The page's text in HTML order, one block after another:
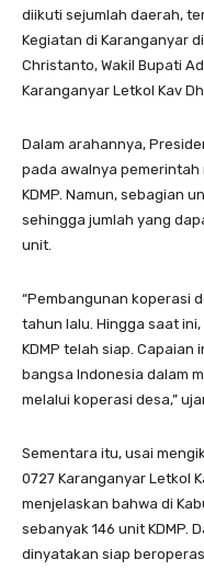
diikuti sejumlah daerah,
Kegiatan di Karanganyar
Christanto, Wakil Bupati
Karanganyar Letkol Kav
Dalam arahannya,
pada awalnya
KDMP. Namun, sebagian
sehingga jumlah yang
unit.
“Pembangunan koperasi
tahun lalu. Hingga saat
KDMP telah siap.
bangsa Indonesia dalam
melalui koperasi desa,”
Sementara itu, usai
0727 Karanganyar Letkol
menjelaskan bahwa di
sebanyak 146 unit KDMP.
dinyatakan siap